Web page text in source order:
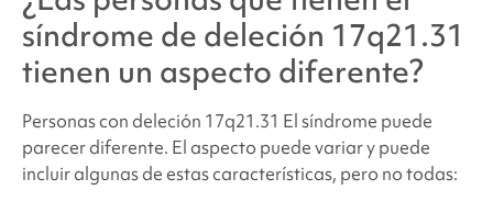
síndrome de deleción 17q21.31
tienen un aspecto diferente?
Personas con deleción 17q21.31 El síndrome puede
parecer diferente. El aspecto puede variar y puede
incluir algunas de estas características, pero no todas: